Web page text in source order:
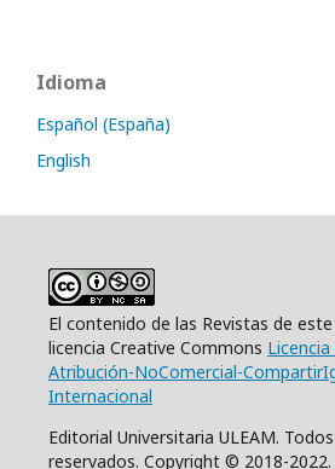
Idioma
Español (España)
English
El contenido de las Revistas de
licencia Creative Commons
Atribución-NoComercial-
Internacional
Editorial Universitaria ULEAM.
reservados. Copyright © 2018-2022.